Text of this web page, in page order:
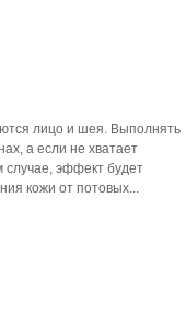
лицо и шея. Выполнять
а если не хватает
случае, эффект будет
кожи от потовых...